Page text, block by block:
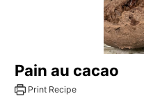
Pain au cacao
Print Recipe